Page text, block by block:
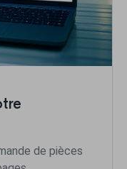
de pièces